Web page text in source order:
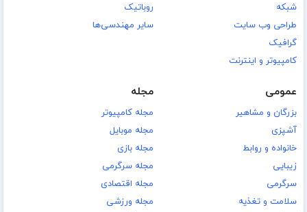
شبکه
طراحی وب سایت
گرافیک
کامپیوتر و اینترنت
روباتیک
سایر مهندسی‌ها
عمومی
بزرگان و مشاهیر
آشپزی
خانواده و روابط
زیبایی
سرگرمی
سلامت و تغذیه
مجله
مجله کامپیوتر
مجله موبایل
مجله بازی
مجله سرگرمی
مجله اقتصادی
مجله ورزشی